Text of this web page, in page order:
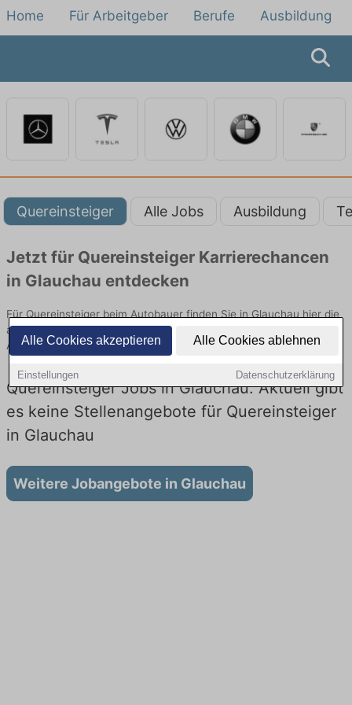
Alle Cookies akzeptieren Alle Cookies ablehnen
Einstellungen Datenschutzerklärung
Home Für Arbeitgeber Berufe Ausbildung
Quereinsteiger Alle Jobs Ausbildung
Jetzt für Quereinsteiger Karrierechancen
in Glauchau entdecken
Für Quereinsteiger beim Autobauer finden Sie in Glauchau hier die
aktuellsten Angebote. Entdecken Sie freie Optionen von Top-
Arbeitgebern und bewerben Sie sich noch heute.
Quereinsteiger Jobs in Glauchau: Aktuell gibt
es keine Stellenangebote für Quereinsteiger
in Glauchau
Weitere Jobangebote in Glauchau